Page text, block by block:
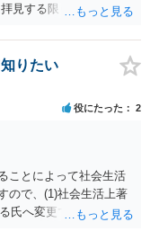
見する限りでは、その
宅の評価額の１/２の代
りたい
役にたった 2
ことによって社会生活
ので、(1)社会生活上著
氏へ変更できればその